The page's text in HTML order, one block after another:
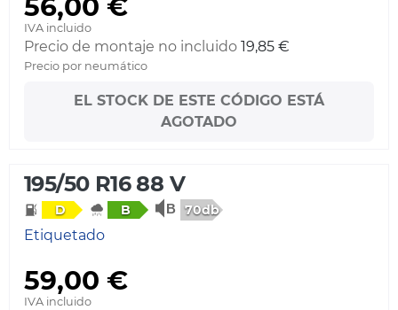
56,00 €
IVA incluido
Precio de montaje no incluido 19,85 €
Precio por neumático
EL STOCK DE ESTE CÓDIGO ESTÁ
AGOTADO
195/50 R16 88 V
D B 70db
Etiquetado
59,00 €
IVA incluido